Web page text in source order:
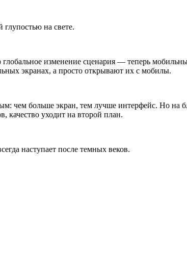
на свете.
изменение сценария — теперь
экранах, а просто открывают их с мобилы.
чем больше экран, тем лучше интерфейс. Но на
качество уходит на второй план.
наступает после темных веков.